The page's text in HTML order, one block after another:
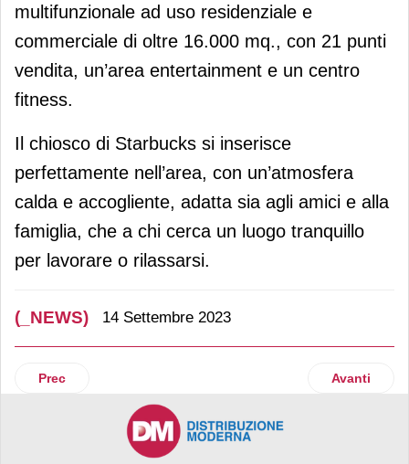
multifunzionale ad uso residenziale e
commerciale di oltre 16.000 mq., con 21 punti
vendita, un’area entertainment e un centro
fitness.
Il chiosco di Starbucks si inserisce
perfettamente nell’area, con un’atmosfera
calda e accogliente, adatta sia agli amici e alla
famiglia, che a chi cerca un luogo tranquillo
per lavorare o rilassarsi.
(_NEWS) 14 Settembre 2023
Articolo precedente: Acqua Frasassi sul podio delle
Prec Articolo
Avanti